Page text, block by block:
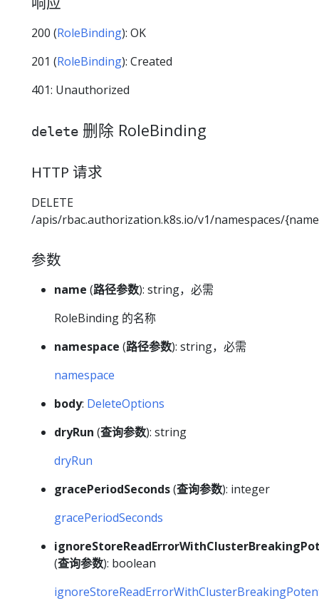
200 (RoleBinding): OK
201 (RoleBinding): Created
401: Unauthorized
delete 删除 RoleBinding
HTTP 请求
DELETE
/apis/rbac.authorization.k8s.io/v1/namespaces/
参数
name (路径参数): string，必需
RoleBinding 的名称
namespace (路径参数): string，必需
namespace
body: DeleteOptions
dryRun (查询参数): string
dryRun
gracePeriodSeconds(查询参数): integer
gracePeriodSeconds
(查询参数): boolean